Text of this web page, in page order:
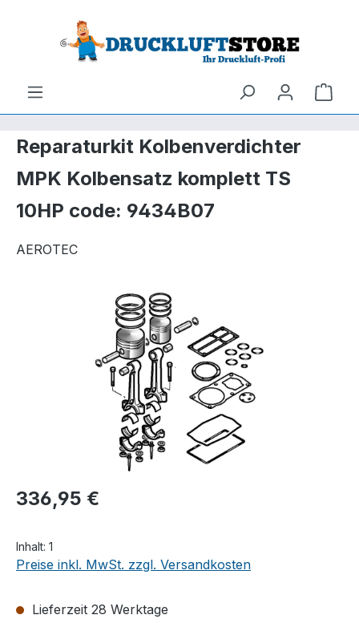
Hauptinhalt springen
Zur Suche springen
Reparaturkit Kolbenverdichter
MPK Kolbensatz komplett TS
10HP code: 9434B07
AEROTEC
Bildergalerie überspringen
336,95 €
Inhalt: 1
Preise inkl. MwSt. zzgl. Versandkosten
Lieferzeit 28 Werktage